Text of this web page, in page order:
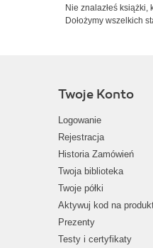
Nie znalazłeś
Dołożymy wszelkich
Twoje Konto
Logowanie
Rejestracja
Historia Zamówień
Twoja biblioteka
Twoje półki
Aktywuj kod na
Prezenty
Testy i certyfikaty